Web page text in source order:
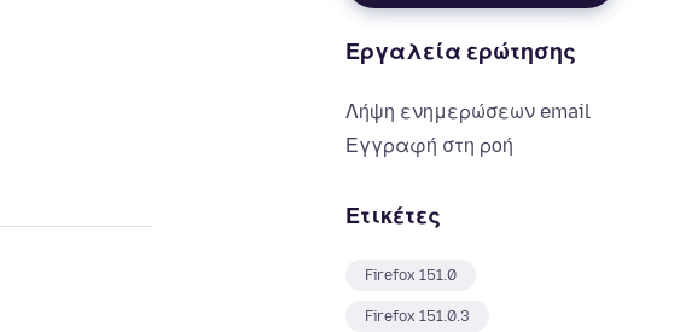
Εργαλεία ερώτησης
Λήψη ενημερώσεων email
Εγγραφή στη ροή
Ετικέτες
Firefox 151.0
Firefox 151.0.3